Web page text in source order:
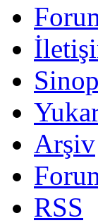
Arşiv
RSS